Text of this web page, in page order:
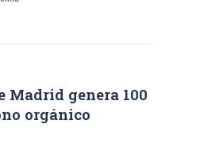
Madrid genera 100
orgánico